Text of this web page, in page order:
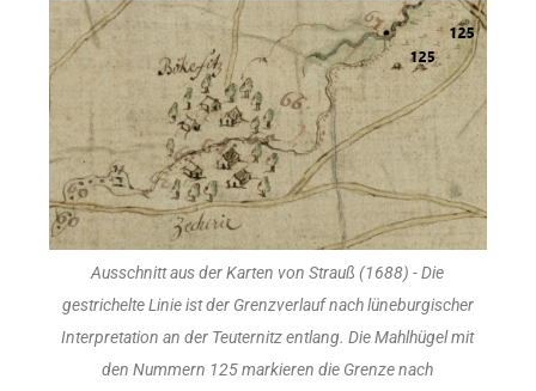
Ausschnitt aus der Karten von Strauß (1688) - Die
gestrichelte Linie ist der Grenzverlauf nach lüneburgischer
Interpretation an der Teuternitz entlang. Die Mahlhügel mit
den Nummern 125 markieren die Grenze nach